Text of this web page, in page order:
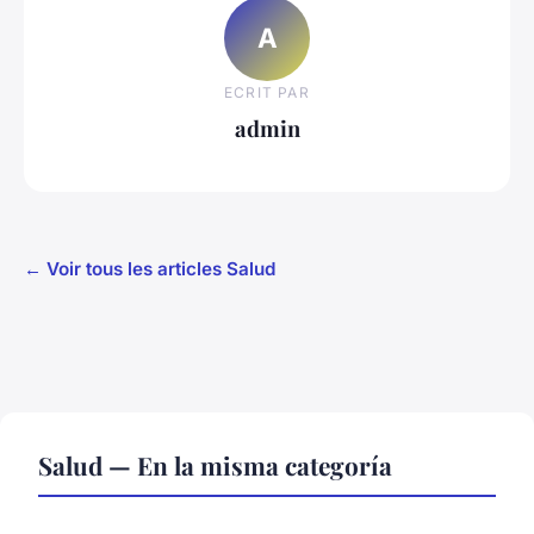
A
ECRIT PAR
admin
← Voir tous les articles Salud
Salud — En la misma categoría